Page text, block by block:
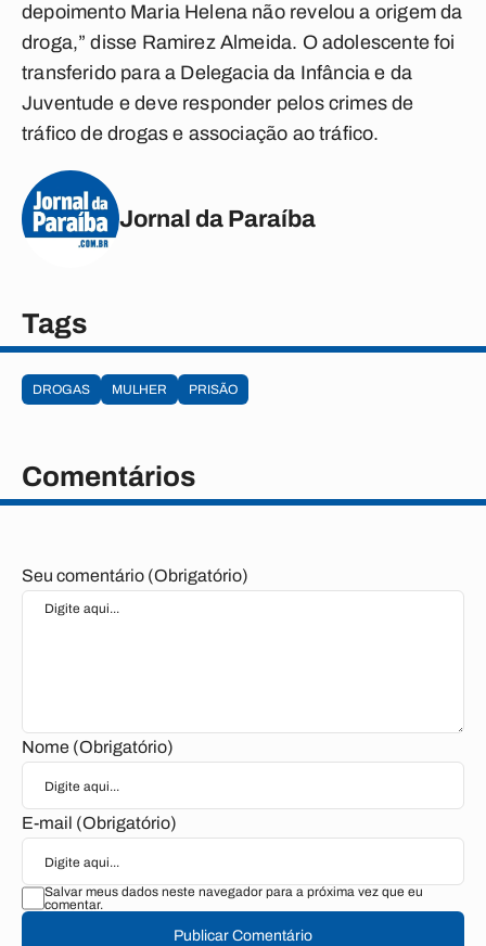
depoimento Maria Helena não revelou a origem da
droga,” disse Ramirez Almeida. O adolescente foi
transferido para a Delegacia da Infância e da
Juventude e deve responder pelos crimes de
tráfico de drogas e associação ao tráfico.
Jornal da Paraíba
Tags
DROGAS MULHER PRISÃO
Comentários
Seu comentário (Obrigatório)
Nome (Obrigatório)
E-mail (Obrigatório)
Salvar meus dados neste navegador para a próxima vez que eu
comentar.
Publicar Comentário